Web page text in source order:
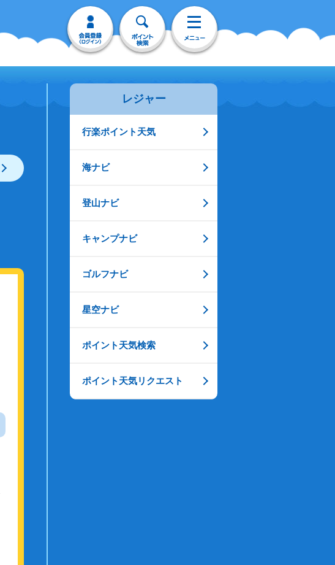
レジャー
行楽ポイント天気
海ナビ
登山ナビ
キャンプナビ
ゴルフナビ
星空ナビ
ポイント天気検索
ポイント天気リクエスト